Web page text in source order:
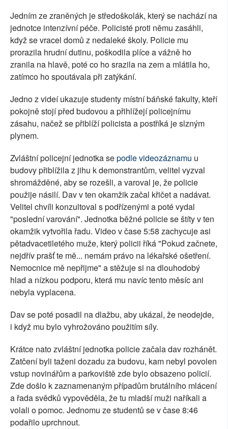
Jedním ze zraněných je středoškolák, který se nachází na
jednotce intenzívní péče. Policisté proti němu zasáhli,
když se vracel domů z nedaleké školy. Policie mu
prorazila hrudní dutinu, poškodila plíce a vážně ho
zranila na hlavě, poté co ho srazila na zem a mlátila ho,
zatímco ho spoutávala při zatýkání.
Jedno z videí ukazuje studenty místní báňské fakulty, kteří
pokojně stojí před budovou a přihlížejí policejnímu
zásahu, načež se přiblíží policista a postříká je slzným
plynem.
Zvláštní policejní jednotka sepodle videozáznamu u
budovy přiblížila z jihu k demonstrantům, velitel vyzval
shromážděné, aby se rozešli, a varoval je, že policie
použije násilí. Dav v ten okamžik začal křičet a nadávat.
Velitel chvíli konzultoval s podřízenými a poté vydal
"poslední varování". Jednotka běžné policie se štíty v ten
okamžik vytvořila řadu. Video v čase 5:58 zachycuje asi
pětadvacetiletého muže, který policii říká "Pokud začnete,
nejdřív prašť te mě... nemám právo na lékařské ošetření.
Nemocnice mě nepřijme" a stěžuje si na dlouhodobý
hlad a nízkou podporu, která mu navíc tento měsíc ani
nebyla vyplacena.
Dav se poté posadil na dlažbu, aby ukázal, že neodejde,
i když mu bylo vyhrožováno použitím síly.
Krátce nato zvláštní jednotka policie začala dav rozhánět.
Zatčení byli taženi dozadu za budovu, kam nebyl povolen
vstup novinářům a parkoviště zde bylo obsazeno policií.
Zde došlo k zaznamenaným případům brutálního mlácení
a řada svědků vypověděla, že tu mladší muži naříkali a
volali o pomoc. Jednomu ze studentů se v čase 8:46
podařilo uprchnout.